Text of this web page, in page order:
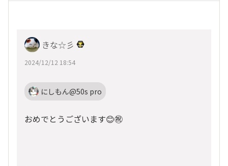
きな☆彡
2024/12/12 18:54
にしもん@50s pro
おめでとうございます😊㊗️